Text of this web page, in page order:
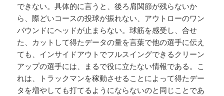
できない。具体的に言うと、後ろ肩関節が残らないか
ら、際どいコースの投球が振れない、アウトローのワン
バウンドにヘッドが止まらない。球筋を感受し、合せ
た、カットして得たデータの量を言葉で他の選手に伝え
ても、インサイドアウトでフルスイングできるクリーン
アップの選手には、まるで役に立たない情報である。こ
れは、トラックマンを稼動させることによって得たデー
タを増やしても打てるようにならないのと同じことであ